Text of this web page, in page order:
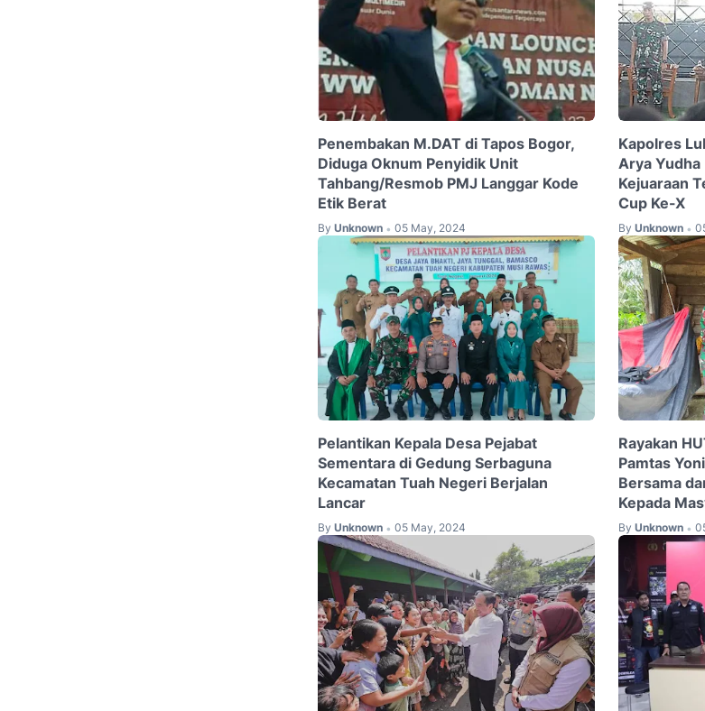
Penembakan M.DAT di Tapos Bogor,
Diduga Oknum Penyidik Unit
Tahbang/Resmob PMJ Langgar Kode
Etik Berat
By Unknown • 05 May, 2024
Kapolres
Arya Yudha
Kejuaraan
Cup Ke-X
By Unknown •
Pelantikan Kepala Desa Pejabat
Sementara di Gedung Serbaguna
Kecamatan Tuah Negeri Berjalan
Lancar
By Unknown • 05 May, 2024
Rayakan
Pamtas
Bersama
Kepada
By Unknown •